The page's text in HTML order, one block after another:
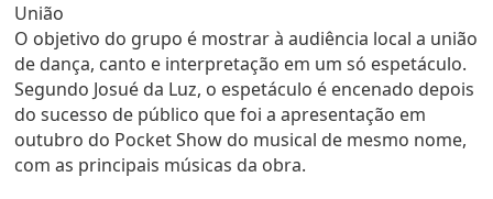
União
O objetivo do grupo é mostrar à audiência local a união
de dança, canto e interpretação em um só espetáculo.
Segundo Josué da Luz, o espetáculo é encenado depois
do sucesso de público que foi a apresentação em
outubro do Pocket Show do musical de mesmo nome,
com as principais músicas da obra.